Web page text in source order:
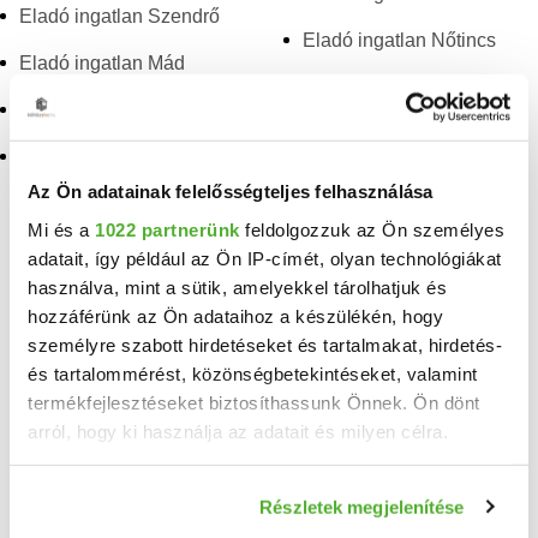
Az Ön adatainak felelősségteljes felhasználása
Mi és a 1022 partnerünk feldolgozzuk az Ön személyes
adatait, így például az Ön IP-címét, olyan technológiákat
használva, mint a sütik, amelyekkel tárolhatjuk és
hozzáférünk az Ön adataihoz a készülékén, hogy
személyre szabott hirdetéseket és tartalmakat, hirdetés-
és tartalommérést, közönségbetekintéseket, valamint
termékfejlesztéseket biztosíthassunk Önnek. Ön dönt
arról, hogy ki használja az adatait és milyen célra.
Információgyűjtés az Ön földrajzi elhelyezkedéséről
Részletek megjelenítése
Eladó ingatlan Szendrő
Eladó ingatlan Mád
Eladó ingatlan Bódvarákó
Eladó ingatlan Nőtincs
Eladó ingatlan Tolcsva
+36 70 632
TELEFONSZÁM FELFEDÉSE
Vályi Attila
OTP IP Miskolc Corvin 1-3